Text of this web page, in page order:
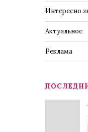
Интересно
Актуальное
Реклама